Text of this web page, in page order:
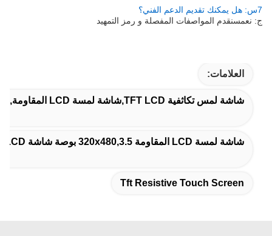
7س: هل يمكنك تقديم الدعم الفني؟
ج: نعمسنقدم المواصفات المفصلة و رمز التمهيد
العلامات:
شاشة لمس تكاثفية TFT LCD,شاشة لمسة LCD المقاومة,شاشة لمس TFT مقاومة
شاشة لمسة LCD المقاومة 320x480,3.5 بوصة شاشة LCD لمسة مقاومة,شاشة لمسة مقاومة ILI9448 Tft
Tft Resistive Touch Screen